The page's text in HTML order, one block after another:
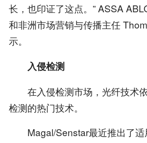
长，也印证了这点。” ASSA
和非洲市场营销与传播主任
示。
入侵检测
在入侵检测市场，光纤技术
检测的热门技术。
Magal/Senstar最近推出了适